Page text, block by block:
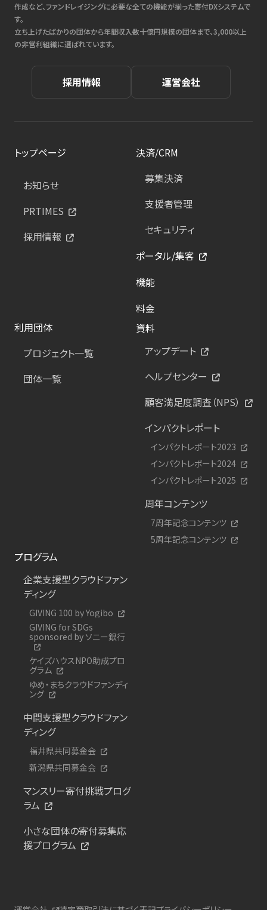
作成など、ファンドレイジングに必要な全ての機能が揃った寄付DXシステムで
す。
立ち上げたばかりの団体から年間収入数十億円規模の団体まで、3,000以上
の非営利組織に選ばれています。
採用情報 運営会社
トップページ
お知らせ
PRTIMES
採用情報
決済/CRM
募集決済
支援者管理
セキュリティ
ポータル/集客
機能
料金
利用団体
プロジェクト一覧
団体一覧
資料
アップデート
ヘルプセンター
顧客満足度調査（NPS）
インパクトレポート
インパクトレポート2023
インパクトレポート2024
インパクトレポート2025
周年コンテンツ
7周年記念コンテンツ
5周年記念コンテンツ
プログラム
企業支援型クラウドファン
ディング
GIVING 100 by Yogibo
GIVING for SDGs
sponsored by ソニー銀行
ケイズハウスNPO助成プロ
グラム
ゆめ・まちクラウドファンディ
ング
中間支援型クラウドファン
ディング
福井県共同募金会
新潟県共同募金会
マンスリー寄付挑戦プログ
ラム
小さな団体の寄付募集応
援プログラム